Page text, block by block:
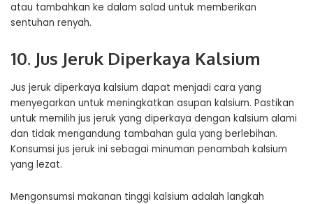
atau tambahkan ke dalam salad untuk memberikan
sentuhan renyah.
10. Jus Jeruk Diperkaya Kalsium
Jus jeruk diperkaya kalsium dapat menjadi cara yang
menyegarkan untuk meningkatkan asupan kalsium. Pastikan
untuk memilih jus jeruk yang diperkaya dengan kalsium alami
dan tidak mengandung tambahan gula yang berlebihan.
Konsumsi jus jeruk ini sebagai minuman penambah kalsium
yang lezat.
Mengonsumsi makanan tinggi kalsium adalah langkah